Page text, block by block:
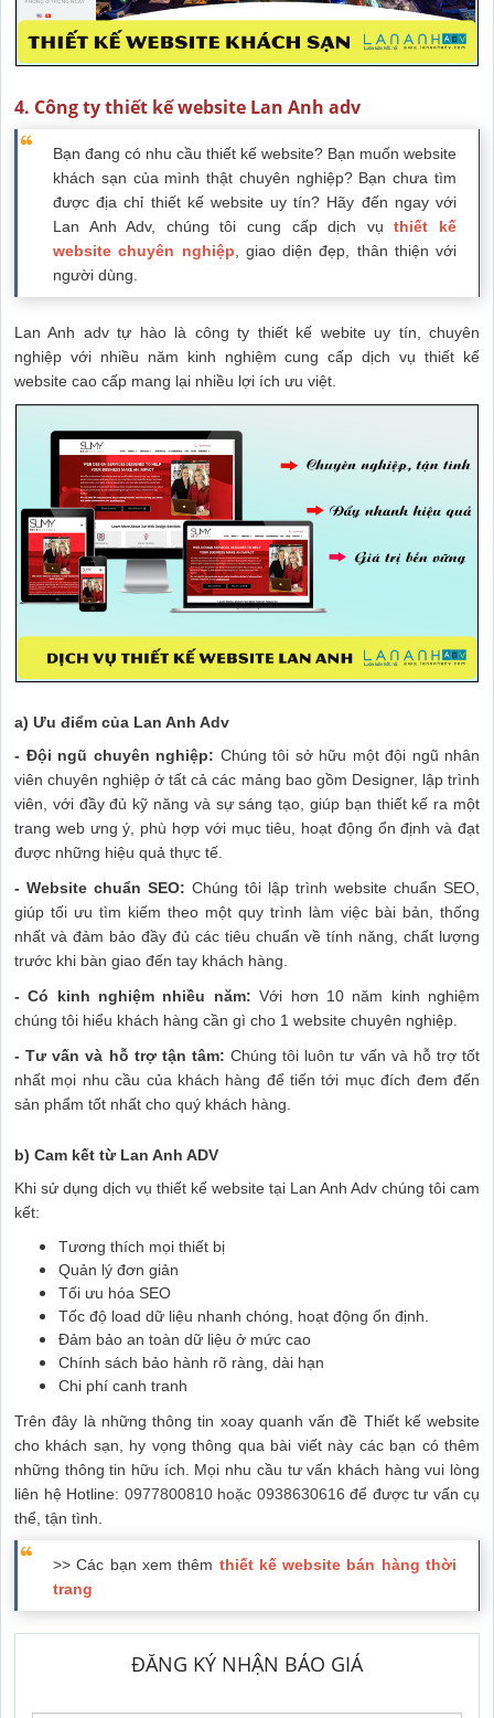
4. Công ty thiết kế website Lan Anh adv
Bạn đang có nhu cầu thiết kế website? Bạn muốn website
khách sạn của mình thật chuyên nghiệp? Bạn chưa tìm
được địa chỉ thiết kế website uy tín? Hãy đến ngay với
Lan Anh Adv, chúng tôi cung cấp dịch vụthiết kế
website chuyên nghiệp , giao diện đẹp, thân thiện với
người dùng.
Lan Anh adv tự hào là công ty thiết kế webite uy tín, chuyên
nghiệp với nhiều năm kinh nghiệm cung cấp dịch vụ thiết kế
website cao cấp mang lại nhiều lợi ích ưu việt.
a) Ưu điểm của Lan Anh Adv
- Đội ngũ chuyên nghiệp: Chúng tôi sở hữu một đội ngũ nhân
viên chuyên nghiệp ở tất cả các mảng bao gồm Designer, lập trình
viên, với đầy đủ kỹ năng và sự sáng tạo, giúp bạn thiết kế ra một
trang web ưng ý, phù hợp với mục tiêu, hoạt động ổn định và đạt
được những hiệu quả thực tế.
- Website chuẩn SEO: Chúng tôi lập trình website chuẩn SEO,
giúp tối ưu tìm kiếm theo một quy trình làm việc bài bản, thống
nhất và đảm bảo đầy đủ các tiêu chuẩn về tính năng, chất lượng
trước khi bàn giao đến tay khách hàng.
- Có kinh nghiệm nhiều năm: Với hơn 10 năm kinh nghiệm
chúng tôi hiểu khách hàng cần gì cho 1 website chuyên nghiệp.
- Tư vấn và hỗ trợ tận tâm: Chúng tôi luôn tư vấn và hỗ trợ tốt
nhất mọi nhu cầu của khách hàng để tiến tới mục đích đem đến
sản phẩm tốt nhất cho quý khách hàng.
b) Cam kết từ Lan Anh ADV
Khi sử dụng dịch vụ thiết kế website tại Lan Anh Adv chúng tôi cam
kết:
Tương thích mọi thiết bị
Quản lý đơn giản
Tối ưu hóa SEO
Tốc độ load dữ liệu nhanh chóng, hoạt động ổn định.
Đảm bảo an toàn dữ liệu ở mức cao
Chính sách bảo hành rõ ràng, dài hạn
Chi phí canh tranh
Trên đây là những thông tin xoay quanh vấn đề Thiết kế website
cho khách sạn, hy vọng thông qua bài viết này các bạn có thêm
những thông tin hữu ích. Mọi nhu cầu tư vấn khách hàng vui lòng
liên hệ Hotline: 0977800810 hoặc 0938630616 để được tư vấn cụ
thể, tận tình.
>> Các bạn xem thêm thiết kế website bán hàng thời
trang
ĐĂNG KÝ NHẬN BÁO GIÁ